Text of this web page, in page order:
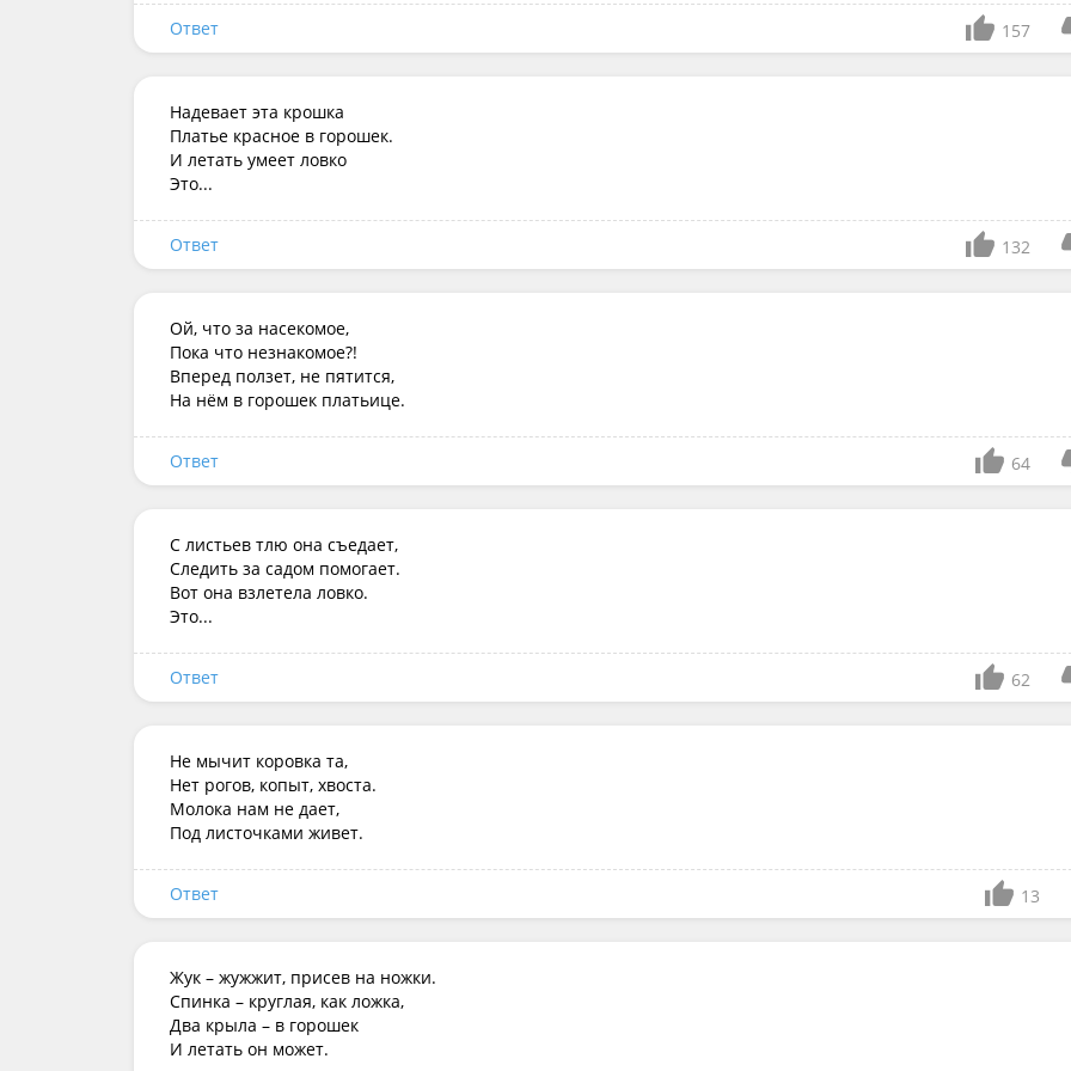
Ответ 157
Надевает эта крошка
Платье красное в горошек.
И летать умеет ловко
Это...
Ответ 132
Ой, что за насекомое,
Пока что незнакомое?!
Вперед ползет, не пятится,
На нём в горошек платьице.
Ответ 64
С листьев тлю она съедает,
Следить за садом помогает.
Вот она взлетела ловко.
Это...
Ответ 62
Не мычит коровка та,
Нет рогов, копыт, хвоста.
Молока нам не дает,
Под листочками живет.
Ответ 13
Жук – жужжит, присев на ножки.
Спинка – круглая, как ложка,
Два крыла – в горошек
И летать он может.